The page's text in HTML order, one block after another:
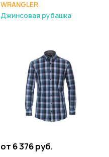
WRANGLER
Джинсовая рубашка
от 6 376 руб.